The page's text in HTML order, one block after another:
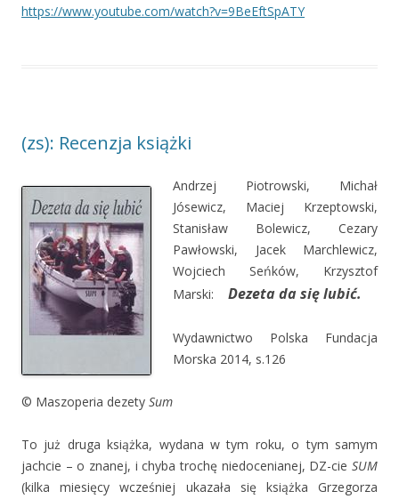
https://www.youtube.com/watch?v=9BeEftSpATY
(zs): Recenzja książki
Andrzej Piotrowski, Michał
Jósewicz, Maciej Krzeptowski,
Stanisław Bolewicz, Cezary
Pawłowski, Jacek Marchlewicz,
Wojciech Seńków, Krzysztof
Marski: Dezeta da się lubić.
Wydawnictwo Polska Fundacja
Morska 2014, s.126
© Maszoperia dezety Sum
To już druga książka, wydana w tym roku, o tym samym
jachcie – o znanej, i chyba trochę niedocenianej, DZ-cie SUM
(kilka miesięcy wcześniej ukazała się książka Grzegorza